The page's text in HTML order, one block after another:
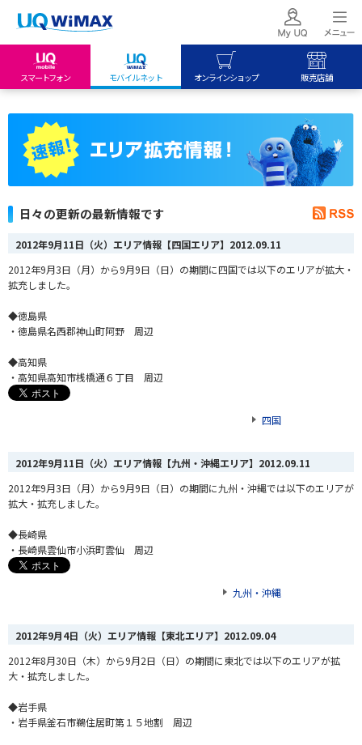
スマートフォン モバイルネット オンラインショップ 販売店舗
My UQ mobile
UQ mobile
UQ WiMAX
UQ WiMAX
日々の更新の最新情報です
2012年9月11日（火）エリア情報【四国エリア】 2012.09.11
2012年9月3日（月）から9月9日（日）の期間に四国では以下のエリアが拡大・
拡充しました。
◆徳島県
・徳島県名西郡神山町阿野 周辺
◆高知県
・高知県高知市桟橋通６丁目 周辺
四国
2012年9月11日（火）エリア情報【九州・沖縄エリア】 2012.09.11
2012年9月3日（月）から9月9日（日）の期間に九州・沖縄では以下のエリアが
拡大・拡充しました。
◆長崎県
・長崎県雲仙市小浜町雲仙 周辺
九州・沖縄
2012年9月4日（火）エリア情報【東北エリア】 2012.09.04
2012年8月30日（木）から9月2日（日）の期間に東北では以下のエリアが拡
大・拡充しました。
◆岩手県
・岩手県釜石市鵜住居町第１５地割 周辺